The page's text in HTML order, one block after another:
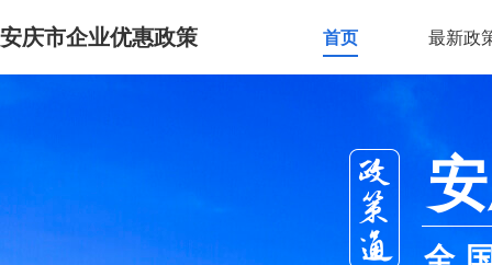
安庆市企业优惠政策 首页 最新政